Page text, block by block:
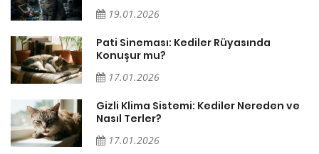
19.01.2026
Pati Sineması: Kediler Rüyasında
Konuşur mu?
17.01.2026
Gizli Klima Sistemi: Kediler Nereden ve
Nasıl Terler?
17.01.2026